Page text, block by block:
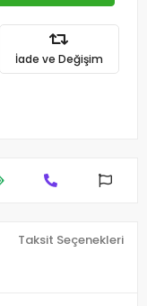
İade ve Değişim
Taksit Seçenekleri